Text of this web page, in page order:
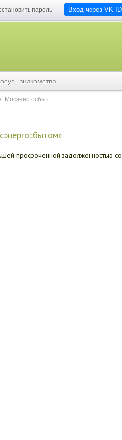
Вход через VK ID
пароль
знакомства
Мосэнергосбыт
просроченной задолженностью со